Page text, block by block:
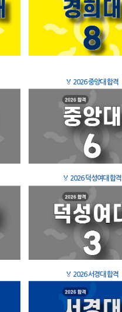
🏅 2026 중앙대 합격
🏅 2026 덕성여대 합격
🏅 2026 서경대 합격